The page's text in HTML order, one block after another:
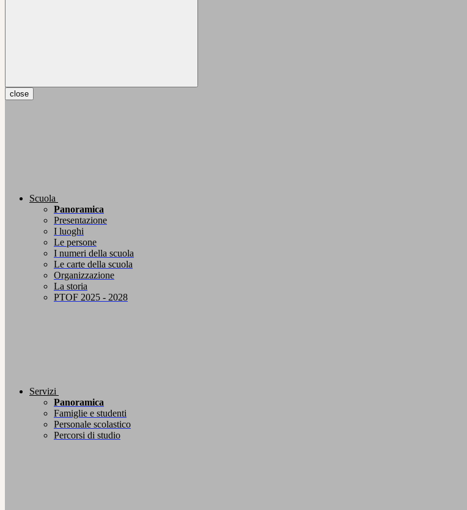
close
Scuola
Panoramica
Presentazione
I luoghi
Le persone
I numeri della scuola
Le carte della scuola
Organizzazione
La storia
PTOF 2025 - 2028
Servizi
Panoramica
Famiglie e studenti
Personale scolastico
Percorsi di studio